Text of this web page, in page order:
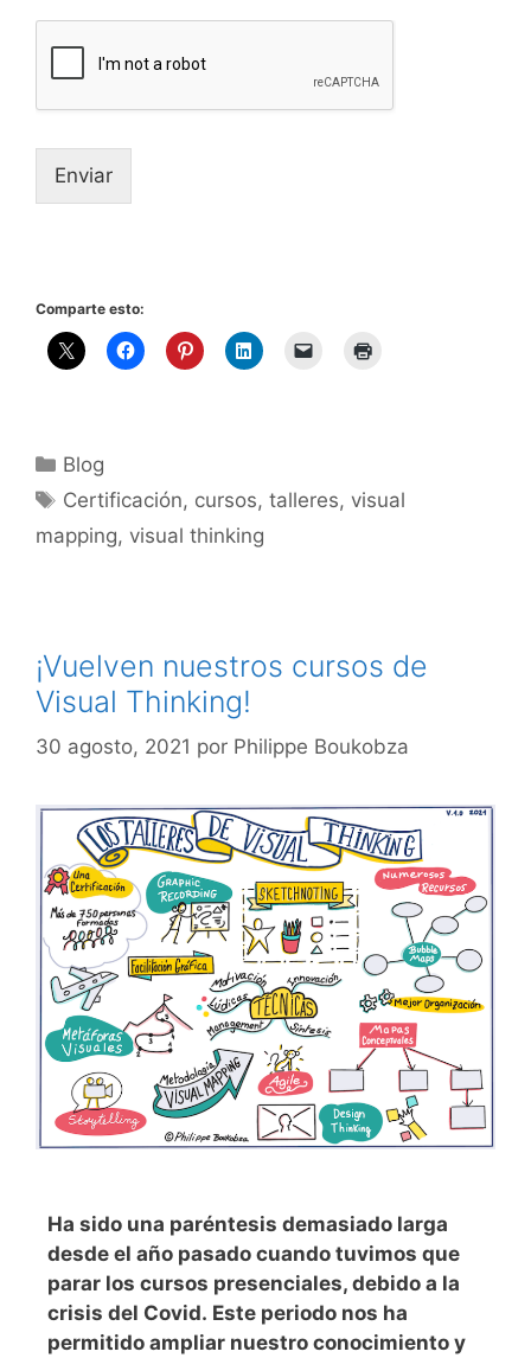
Enviar
Comparte esto:
Blog
Certificación, cursos,talleres, visual
mapping, visual thinking
¡Vuelven nuestros cursos de
Visual Thinking!
30 agosto, 2021 por Philippe Boukobza
Ha sido una paréntesis demasiado larga
desde el año pasado cuando tuvimos que
parar los cursos presenciales, debido a la
crisis del Covid. Este periodo nos ha
permitido ampliar nuestro conocimiento y